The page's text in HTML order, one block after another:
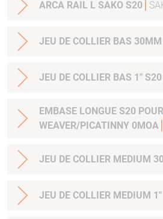
ARCA RAIL L SAKO S20
JEU DE COLLIER BAS
JEU DE COLLIER BAS 1" S20
EMBASE LONGUE S20
WEAVER/PICATINNY 0MOA